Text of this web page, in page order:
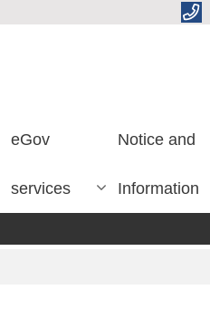
eGov
services
Notice and
Information